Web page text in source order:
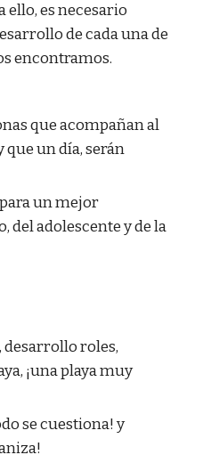
ello, es necesario
de cada una de
encontramos.
que acompañan al
que un día, serán
un mejor
del adolescente y de la
roles,
¡una playa muy
se cuestiona! y